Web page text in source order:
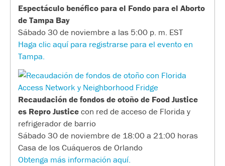
Espectáculo benéfico para el Fondo para el Aborto
de Tampa Bay
Sábado 30 de noviembre a las 5:00 p. m. EST
Haga clic aquí para registrarse para el evento en
Tampa.
Recaudación de fondos de otoño de Food Justice
es Repro Justicecon red de acceso de Florida y
refrigerador de barrio
Sábado 30 de noviembre de 18:00 a 21:00 horas
Casa de los Cuáqueros de Orlando
Obtenga más información aquí.